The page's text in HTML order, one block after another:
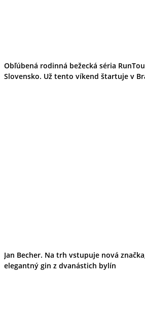
Obľúbená rodinná bežecká séria
Slovensko. Už tento víkend štartuje v
Jan Becher. Na trh vstupuje nová
elegantný gin z dvanástich bylín